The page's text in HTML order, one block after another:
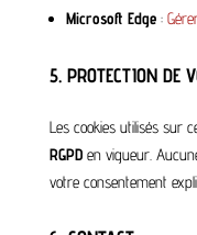
Microsoft Edge:
5. PROTECTION DE
Les cookies utilisés sur
RGPDen vigueur.
votre consentement